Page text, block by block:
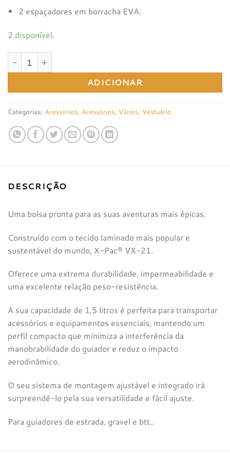
2 espaçadores em borracha EVA.
2 disponível.
ADICIONAR
Categorias: Acessórios, Acessórios, Vários, Vestuário
DESCRIÇÃO
Uma bolsa pronta para as suas aventuras mais épicas.
Construído com o tecido laminado mais popular e
sustentável do mundo, X-Pac® VX-21.
Oferece uma extrema durabilidade, impermeabilidade e
uma excelente relação peso-resistência.
A sua capacidade de 1,5 litros é perfeita para transportar
acessórios e equipamentos essenciais, mantendo um
perfil compacto que minimiza a interferência da
manobrabilidade do guiador e reduz o impacto
aerodinâmico.
O seu sistema de montagem ajustável e integrado irá
surpreendê-lo pela sua versatilidade e fácil ajuste.
Para guiadores de estrada, gravel e btt..